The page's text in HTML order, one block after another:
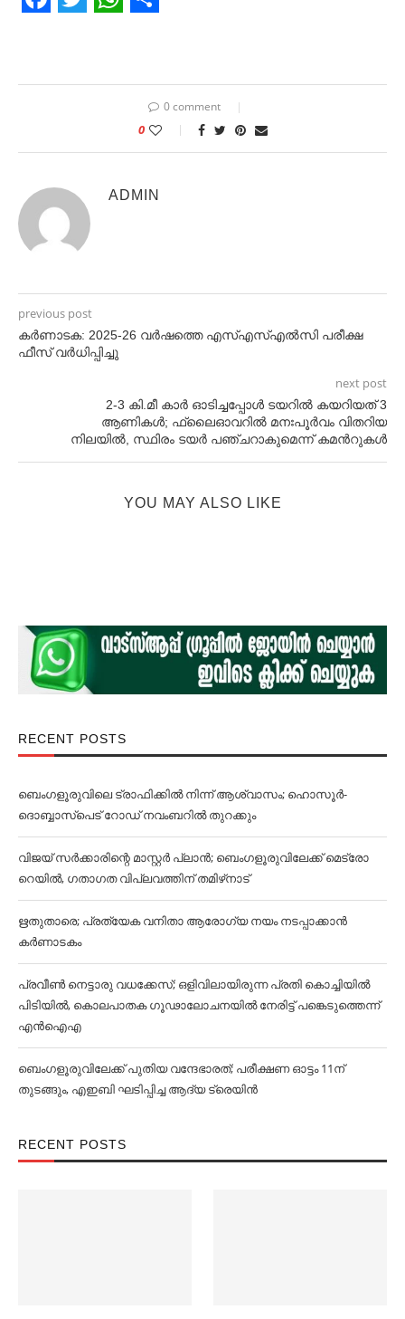
0 comment
0
ADMIN
previous post
കർണാടക: 2025-26 വർഷത്തെ എസ്എസ്എൽസി പരീക്ഷ
ഫീസ് വർധിപ്പിച്ചു
next post
2-3 കി.മീ കാര്‍ ഓടിച്ചപ്പോള്‍ ടയറില്‍ കയറിയത് 3
ആണികള്‍; ഫ്ലൈഓവറില്‍ മനഃപൂര്‍വം വിതറിയ
നിലയില്‍, സ്ഥിരം ടയര്‍ പഞ്ചറാകുമെന്ന് കമന്‍റുകള്‍
YOU MAY ALSO LIKE
RECENT POSTS
ബെംഗളൂരുവിലെ ട്രാഫിക്കില്‍ നിന്ന് ആശ്വാസം; ഹൊസൂര്‍-
ദൊബ്ബാസ്പെട് റോഡ് നവംബറില്‍ തുറക്കും
വിജയ് സര്‍ക്കാരിന്റെ മാസ്റ്റര്‍ പ്ലാന്‍; ബെംഗളൂരുവിലേക്ക് മെട്രോ
റെയില്‍, ഗതാഗത വിപ്ലവത്തിന് തമിഴ്‌നാട്
ഋതുതാരെ; പ്രത്യേക വനിതാ ആരോഗ്യ നയം നടപ്പാക്കാൻ
കര്‍ണാടകം
പ്രവീൺ നെട്ടാരു വധക്കേസ്; ഒളിവിലായിരുന്ന പ്രതി കൊച്ചിയിൽ
പിടിയിൽ, കൊലപാതക ഗൂഢാലോചനയിൽ നേരിട്ട് പങ്കെടുത്തെന്ന്
എൻഐഎ
ബെംഗളൂരുവിലേക്ക് പുതിയ വന്ദേഭാരത്; പരീക്ഷണ ഓട്ടം 11ന്
തുടങ്ങും, എഇബി ഘടിപ്പിച്ച ആദ്യ ട്രെയിന്‍
RECENT POSTS